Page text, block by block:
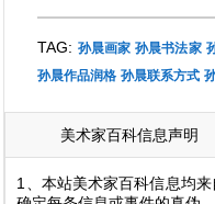
TAG: 孙晨画家 孙晨书法家
孙晨作品润格 孙晨联系方式
美术家百科信息声明
1、本站美术家百科信息均